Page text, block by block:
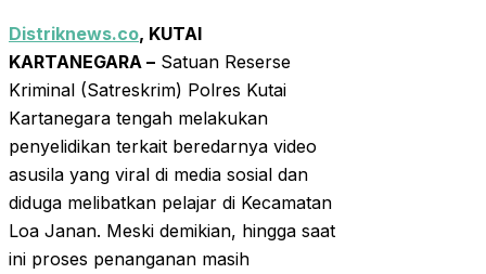
Distriknews.co, KUTAI
KARTANEGARA – Satuan Reserse
Kriminal (Satreskrim) Polres Kutai
Kartanegara tengah melakukan
penyelidikan terkait beredarnya video
asusila yang viral di media sosial dan
diduga melibatkan pelajar di Kecamatan
Loa Janan. Meski demikian, hingga saat
ini proses penanganan masih